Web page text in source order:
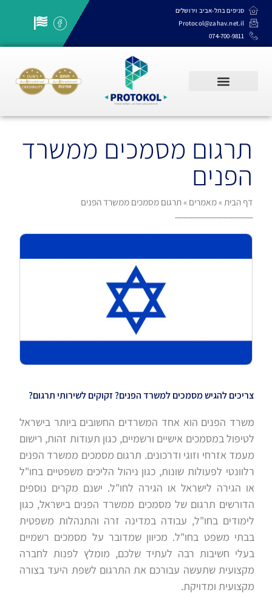
סניפים בתל-אביב וירושלים
Protocol@zahav.net.il
074-700-9811
תרגום מסמכים ממשרד
הפנים
דף הבית »מאמרים »תרגום מסמכים ממשרד הפנים
צריכים להגיש מסמכים למשרד הפנים? זקוקים לשירותי תרגום?
משרד הפנים הוא אחד המשרדים החשובים ביותר בישראל
לטיפול במסמכים אישיים ורשמיים, כגון תעודות זהות, רישום
מעמד אזרחי וזוגי ודרכונים. תרגום מסמכים ממשרד הפנים
רלוונטי לפעולות שונות, כגון ניהול הליכים משפטיים בחו"ל
או הגירה לישראל או הגירה לחו"ל. ישנם מקרים נוספים
הדורשים תרגום של מסמכים ממשרד הפנים בישראל, כגון
לימודים בחו"ל, עבודה במדינה זרה והתנהלות משפטית
בבתי משפט בחו"ל. מכיוון שמדובר על מסמכים רשמיים
בעלי חשיבות רבה לעתיד שלכם, מומלץ לפנות לחברה
מקצועית שתעשה עבורכם את התרגום לשפת היעד בצורה
מקצועית ומדויקת.